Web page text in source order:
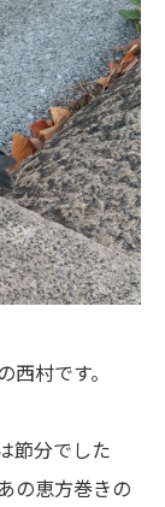
村です。
節分でした
の恵方巻きの